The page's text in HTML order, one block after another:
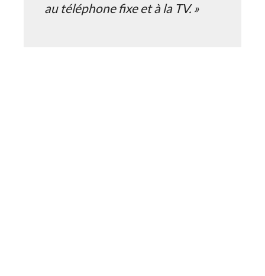
au téléphone fixe et à la TV. »